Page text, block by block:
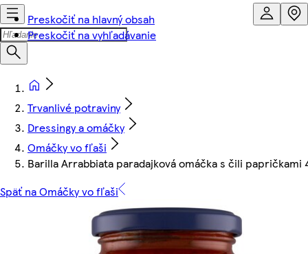
Preskočiť na hlavný obsah
Preskočiť na vyhľadávanie
Trvanlivé potraviny
Dressingy a omáčky
Omáčky vo fľaši
Barilla Arrabbiata paradajková omáčka s čili papričkami
Späť na Omáčky vo fľaši